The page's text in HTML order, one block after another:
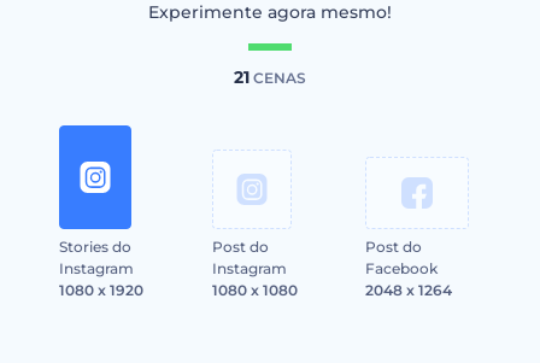
Experimente agora mesmo!
21 CENAS
Stories do
Instagram
1080 x 1920
Post do
Instagram
1080 x 1080
Post do
Facebook
2048 x 1264